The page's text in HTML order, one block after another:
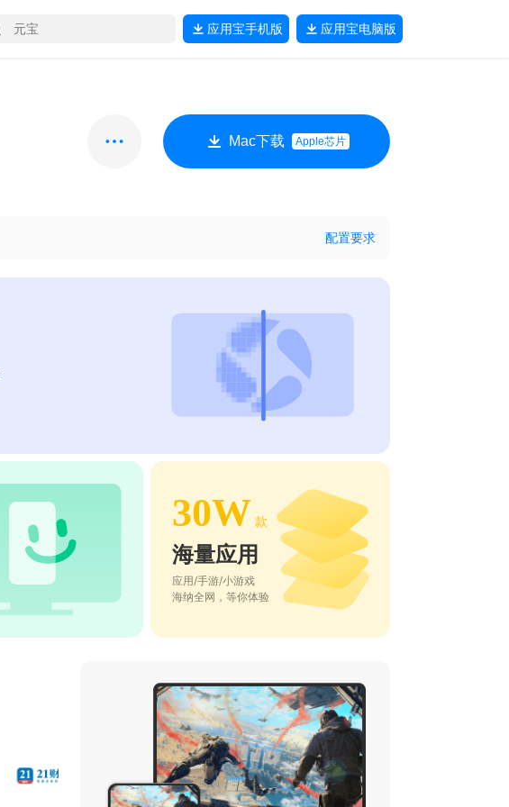
应用宝手机版 应用宝电脑版
Mac下载 Apple芯片
配置要求
30W 款
海量应用
应用/手游/小游戏
海纳全网，等你体验